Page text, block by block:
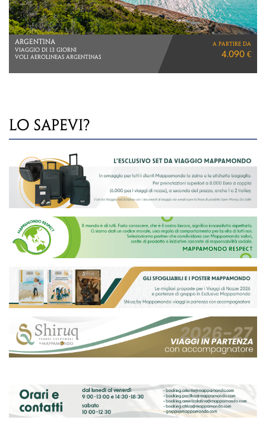
MESSICO
TESORI NELLA GIUNGLA
VIAGGIO DI 10 GIORNI
a partire da
2.950 €
LO SAPEVI?